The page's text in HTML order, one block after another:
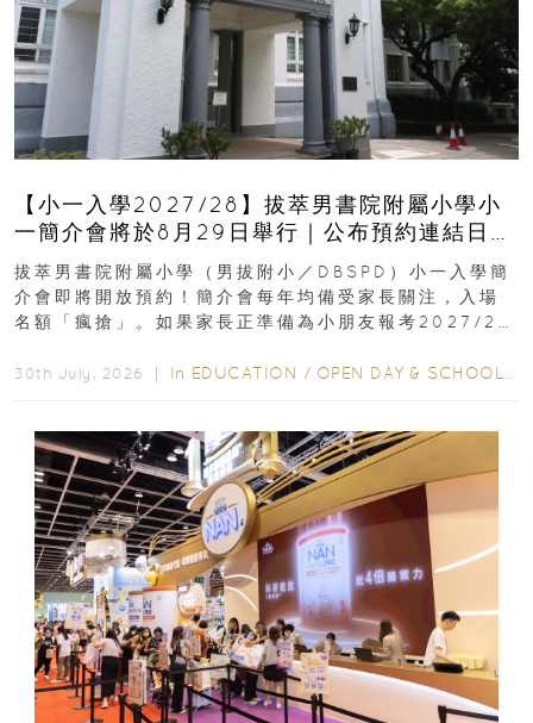
【小一入學2027/28】拔萃男書院附屬小學小
一簡介會將於8月29日舉行｜公布預約連結日期
｜更設有網上重溫
拔萃男書院附屬小學（男拔附小／DBSPD）小一入學簡
介會即將開放預約！簡介會每年均備受家長關注，入場
名額「瘋搶」。如果家長正準備為小朋友報考2027/28
30th July, 2026 ｜ In EDUCATION / OPEN DAY & SCHOOL EVENTS